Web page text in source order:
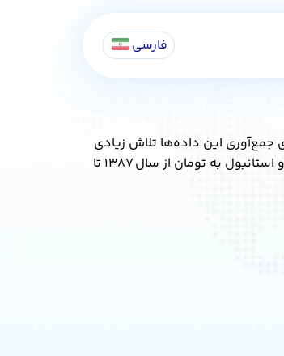
فارسی
جمع‌آوری این داده‌ها تلاش زیادی
شده و از منابع مختلفی – که برخی از آن‌ها دیگر در دسترس نیستند – استفاده شده است. هدف ما ارائه‌ی کامل‌ترین آرشیو قیمت یورو استانبول به تومان از سال ۱۳۸۷ تا